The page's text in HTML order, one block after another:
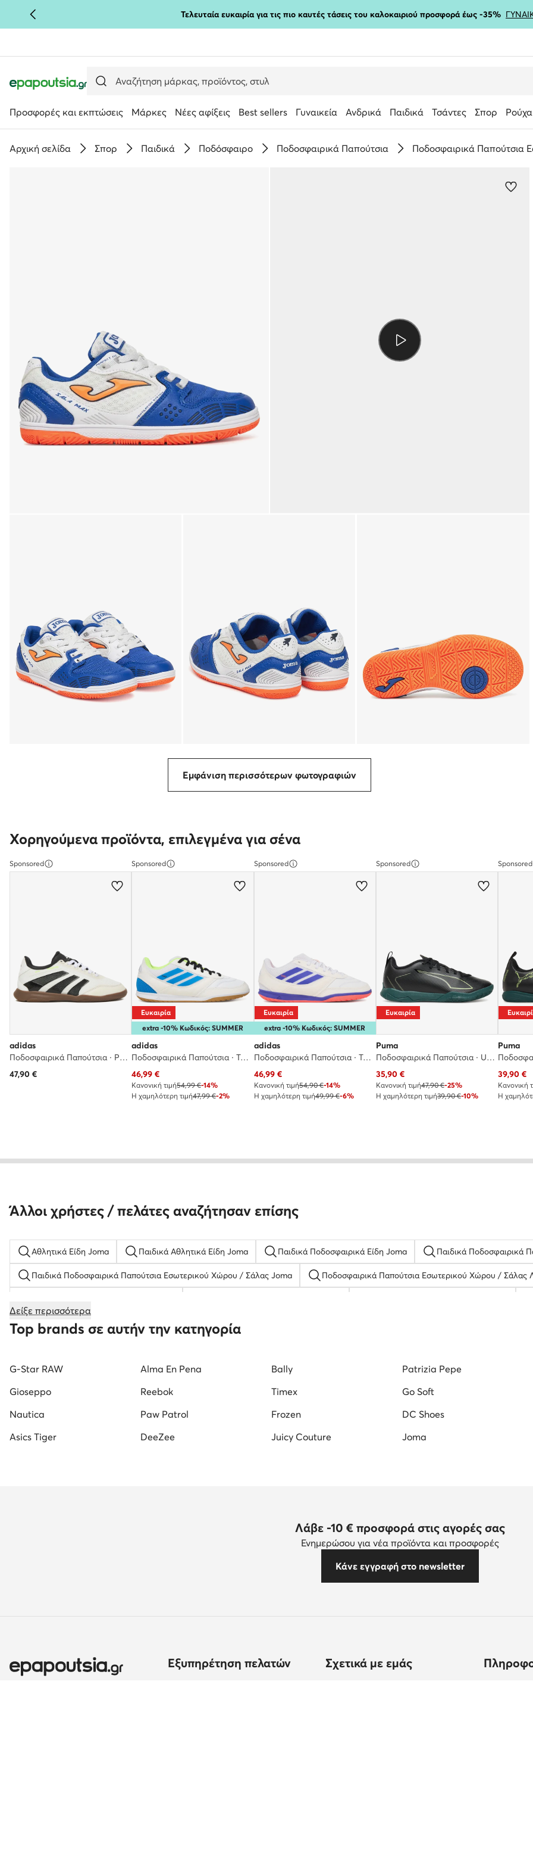
ΜΕΤΆΒΑΣΗ ΣΤΟ ΚΎΡΙΟ ΠΕΡΙΕΧΌΜΕΝΟΤελευταία ευκαιρία για τις πιο καυτές τάσεις του καλοκαιριού προσφορά έως -35%
Προσφορές και εκπτώσεις Μάρκες Νέες αφίξεις Best sellers Γυναικεία Ανδρικά Παιδικά Τσάντες Σπορ
Αρχική σελίδα Σπορ Παιδικά Ποδόσφαιρο Ποδοσφαιρικά Παπούτσια Ποδοσφαιρικά Παπούτσια
Εμφάνιση περισσότερων φωτογραφιών
Χορηγούμενα προϊόντα, επιλεγμένα για σένα
Sponsored
adidas
Ποδοσφαιρικά Παπούτσια · Predator League JR7024 · Λευκό
47,90 €
Sponsored
extra -10% Κωδικός: SUMMER
Ευκαιρία
adidas
Ποδοσφαιρικά Παπούτσια · Top Sala Competition II JP6986 · Λευκό
Τρέχουσα τιμή
46,99 €
Κανονική τιμή54,99 €-14%
Η χαμηλότερη τιμή47,99 €-2%
Sponsored
extra -10% Κωδικός: SUMMER
Ευκαιρία
adidas
Ποδοσφαιρικά Παπούτσια · Top Sala Competition II JP6985 · Λευκό
Τρέχουσα τιμή
46,99€
Κανονική τιμή54,90 €-14%
Η χαμηλότερη τιμή49,99 €-6%
Sponsored
Ευκαιρία
Puma
Ποδοσφαιρικά Παπούτσια · Ultra 6 Play It Jr 108538 02 · Μαύρο
Τρέχουσα τιμή
35,90€
Κανονική τιμή47,90 €-25%
Η χαμηλότερη τιμή39,90 €-10%
Sponsored
Puma
Τρέχουσα
39,90 €
Κανονική
Η
Άλλοι χρήστες / πελάτες αναζήτησαν επίσης
Αθλητικά Είδη Joma Παιδικά Αθλητικά Είδη Joma Παιδικά Ποδοσφαιρικά Είδη Joma Παιδικά Ποδοσφαιρικά
Παιδικά Ποδοσφαιρικά Παπούτσια Εσωτερικού Χώρου / Σάλας Joma Ποδοσφαιρικά Παπούτσια Εσωτερικού Χώρου / Σάλας
Παπούτσια Lasocki ανδρικά παντοφλεσ ανδρικεσ χειμωνιατικεσ
Χρυσά Σανδάλια για Γυναίκες Ανδρικές Παντόφλες skechers γυναικεια προσφορες σαγιοναρεσ παιδικεσ
Γυναικεία αθλητικά παπούτσια Ανδρικά επίσημα παπούτσια reebok γυναικεια sneakers παντοφλεσ γυναικειεσ
Δείξε περισσότερα
Top brands σε αυτήν την κατηγορία
G-Star RAW Alma En Pena Bally Patrizia Pepe
Gioseppo
Reebok Timex Go Soft
Nautica
Paw Patrol Frozen DC Shoes
Asics Tiger
DeeZee Juicy Couture Joma
Λάβε -10 € προσφορά στις αγορές σας
Ενημερώσου για νέα προϊόντα και προσφορές
Κάνε εγγραφή στο newsletter
Εξυπηρέτηση πελατών Σχετικά με εμάς